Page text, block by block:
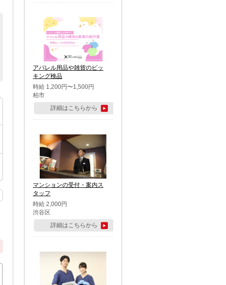
アパレル用品や雑貨のピッ
キング検品
時給 1,200円〜1,500円
柏市
詳細はこちらから
マンションの受付・案内ス
タッフ
時給 2,000円
渋谷区
詳細はこちらから